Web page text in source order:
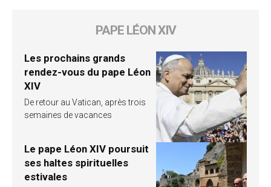
PAPE LÉON XIV
Les prochains grands
rendez-vous du pape Léon
XIV
De retour au Vatican, après trois
semaines de vacances
Le pape Léon XIV poursuit
ses haltes spirituelles
estivales